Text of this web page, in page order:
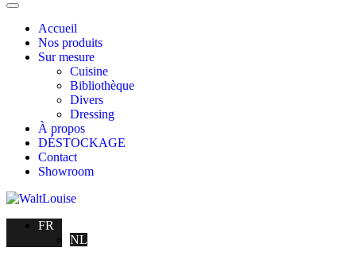
Accueil
Nos produits
Sur mesure
Cuisine
Bibliothèque
Divers
Dressing
À propos
DÉSTOCKAGE
Contact
Showroom
FR
NL